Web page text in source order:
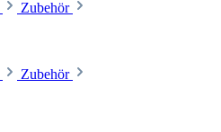
Zubehör
Zubehör